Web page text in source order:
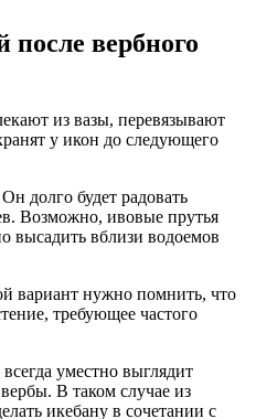
после вербного
из вазы, перевязывают
у икон до следующего
долго будет радовать
Возможно, ивовые прутья
высадить вблизи водоемов
вариант нужно помнить, что
требующее частого
уместно выглядит
В таком случае из
икебану в сочетании с